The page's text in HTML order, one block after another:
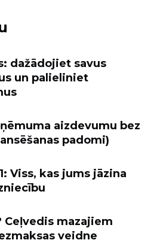
dažādojiet savus
un palieliniet
aizdevumu bez
padomi)
Viss, kas jums jāzina
Ceļvedis mazajiem
veidne